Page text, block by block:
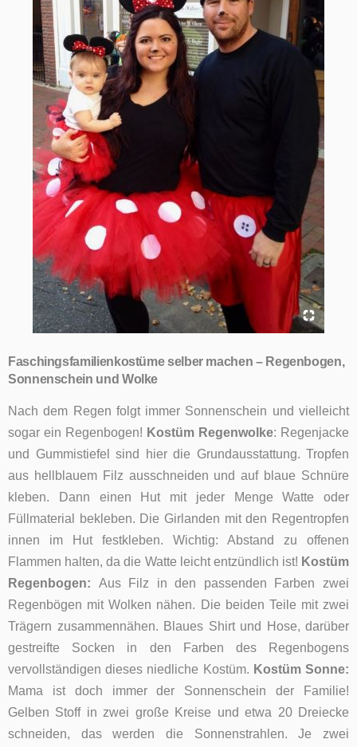
Faschingsfamilienkostüme selber machen – Regenbogen,
Sonnenschein und Wolke
Nach dem Regen folgt immer Sonnenschein und vielleicht
sogar ein Regenbogen! Kostüm Regenwolke: Regenjacke
und Gummistiefel sind hier die Grundausstattung. Tropfen
aus hellblauem Filz ausschneiden und auf blaue Schnüre
kleben. Dann einen Hut mit jeder Menge Watte oder
Füllmaterial bekleben. Die Girlanden mit den Regentropfen
innen im Hut festkleben. Wichtig: Abstand zu offenen
Flammen halten, da die Watte leicht entzündlich ist! Kostüm
Regenbogen: Aus Filz in den passenden Farben zwei
Regenbögen mit Wolken nähen. Die beiden Teile mit zwei
Trägern zusammennähen. Blaues Shirt und Hose, darüber
gestreifte Socken in den Farben des Regenbogens
vervollständigen dieses niedliche Kostüm. Kostüm Sonne:
Mama ist doch immer der Sonnenschein der Familie!
Gelben Stoff in zwei große Kreise und etwa 20 Dreiecke
schneiden, das werden die Sonnenstrahlen. Je zwei